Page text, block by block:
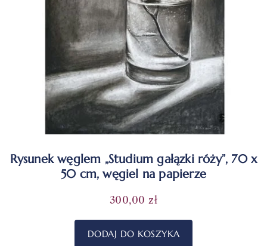
Rysunek węglem „Studium gałązki róży”, 70 x
50 cm, węgiel na papierze
300,00zł
DODAJ DO KOSZYKA